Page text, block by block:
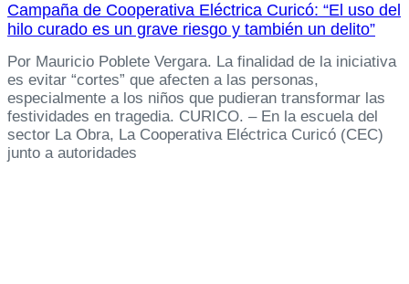
Campaña de Cooperativa Eléctrica Curicó: “El uso del
hilo curado es un grave riesgo y también un delito”
Por Mauricio Poblete Vergara. La finalidad de la iniciativa
es evitar “cortes” que afecten a las personas,
especialmente a los niños que pudieran transformar las
festividades en tragedia. CURICO. – En la escuela del
sector La Obra, La Cooperativa Eléctrica Curicó (CEC)
junto a autoridades